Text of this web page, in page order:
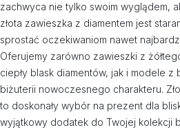
zachwyca nie tylko swoim wyglądem,
złota zawieszka z diamentem jest
sprostać oczekiwaniom nawet
Oferujemy zarówno zawieszki z
ciepły blask diamentów, jak i modele z
biżuterii nowoczesnego charakteru.
to doskonały wybór na prezent dla
wyjątkowy dodatek do Twojej kolekcji